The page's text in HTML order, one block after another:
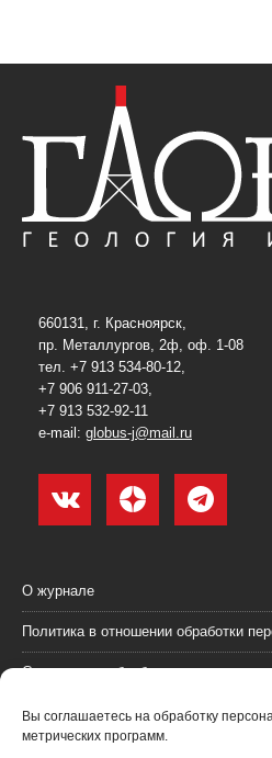
Вы соглашаетесь на обработку
метрических программ.
660131, г. Красноярск,
пр. Металлургов, 2ф, оф. 1-08
тел. +7 913 534-80-12,
+7 906 911-27-03,
+7 913 532-92-11
e-mail: globus-j@mail.ru
О журнале
Политика в отношении обработки
Согласие на обработку
Пользовательское соглашение